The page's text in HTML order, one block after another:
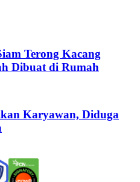
Terong Kacang
Dibuat di Rumah
Karyawan, Diduga